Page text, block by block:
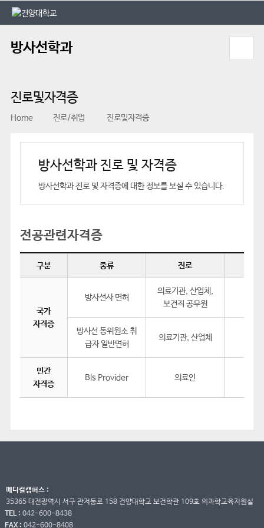
본문 바로가기
대메뉴 바로가기
방사선학과
진로및자격증
Home 진로/취업 진로및자격증
방사선학과 진로 및 자격증
방사선학과 진로 및 자격증에 대한 정보를 보실 수 있습니다.
전공관련자격증
구분 종류 진로
국가
자격증
방사선사 면허
의료기관, 산업체,
보건직 공무원
방사선 동위원소 취
급자 일반면허
의료기관, 산업체
민간
자격증
Bls Provider 의료인
메디컬캠퍼스 :
35365 대전광역시 서구 관저동로 158 건양대학교 보건학관 109호 의과학교육지원실
TEL : 042-600-8438
FAX : 042-600-8408